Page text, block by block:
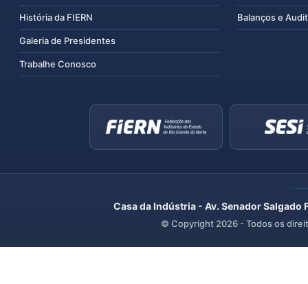
História da FIERN
Galeria de Presidentes
Trabalhe Conosco
Balanços e
Casa da Indústria - Av. Senador
© Copyright 2026 - Todos os